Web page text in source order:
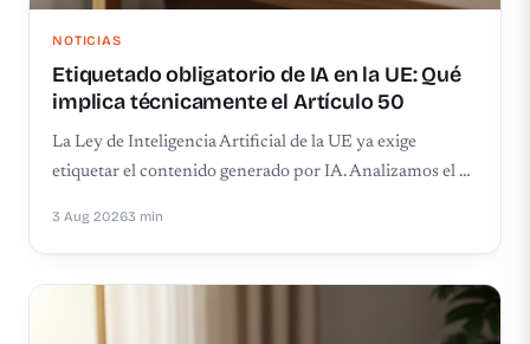
NOTICIAS
Etiquetado obligatorio de IA en la UE: Qué
implica técnicamente el Artículo 50
La Ley de Inteligencia Artificial de la UE ya exige
etiquetar el contenido generado por IA. Analizamos el …
3 Aug 20263 min